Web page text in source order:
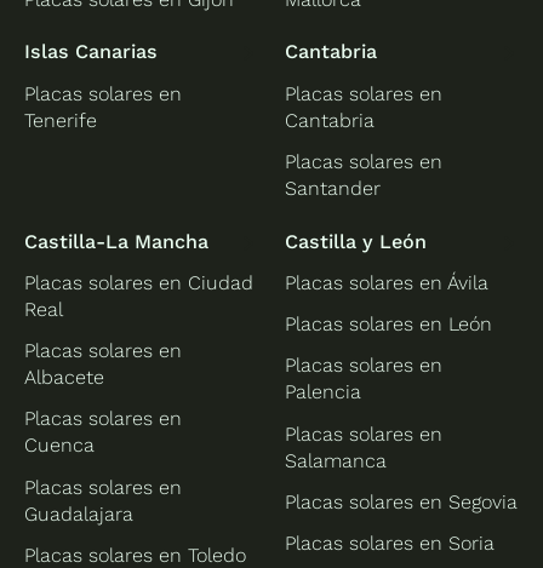
Islas Canarias
Placas solares en
Tenerife
Cantabria
Placas solares en
Cantabria
Placas solares en
Santander
Castilla-La Mancha
Placas solares en Ciudad
Real
Placas solares en
Albacete
Placas solares en
Cuenca
Placas solares en
Guadalajara
Placas solares en Toledo
Castilla y León
Placas solares en Ávila
Placas solares en León
Placas solares en
Palencia
Placas solares en
Salamanca
Placas solares en Segovia
Placas solares en Soria